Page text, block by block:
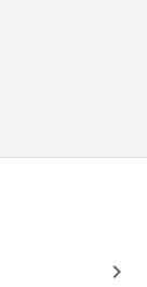
keyboard_arrow_right